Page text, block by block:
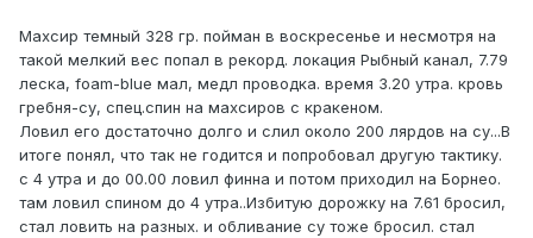
Махсир темный 328 гр. пойман в воскресенье и несмотря на
такой мелкий вес попал в рекорд. локация Рыбный канал, 7.79
леска, foam-blue мал, медл проводка. время 3.20 утра. кровь
гребня-су, спец.спин на махсиров с кракеном.
Ловил его достаточно долго и слил около 200 лярдов на су...В
итоге понял, что так не годится и попробовал другую тактику.
с 4 утра и до 00.00 ловил финна и потом приходил на Борнео.
там ловил спином до 4 утра..Избитую дорожку на 7.61 бросил,
стал ловить на разных. и обливание су тоже бросил. стал